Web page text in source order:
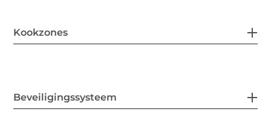
Kookzones
Beveiligingssysteem